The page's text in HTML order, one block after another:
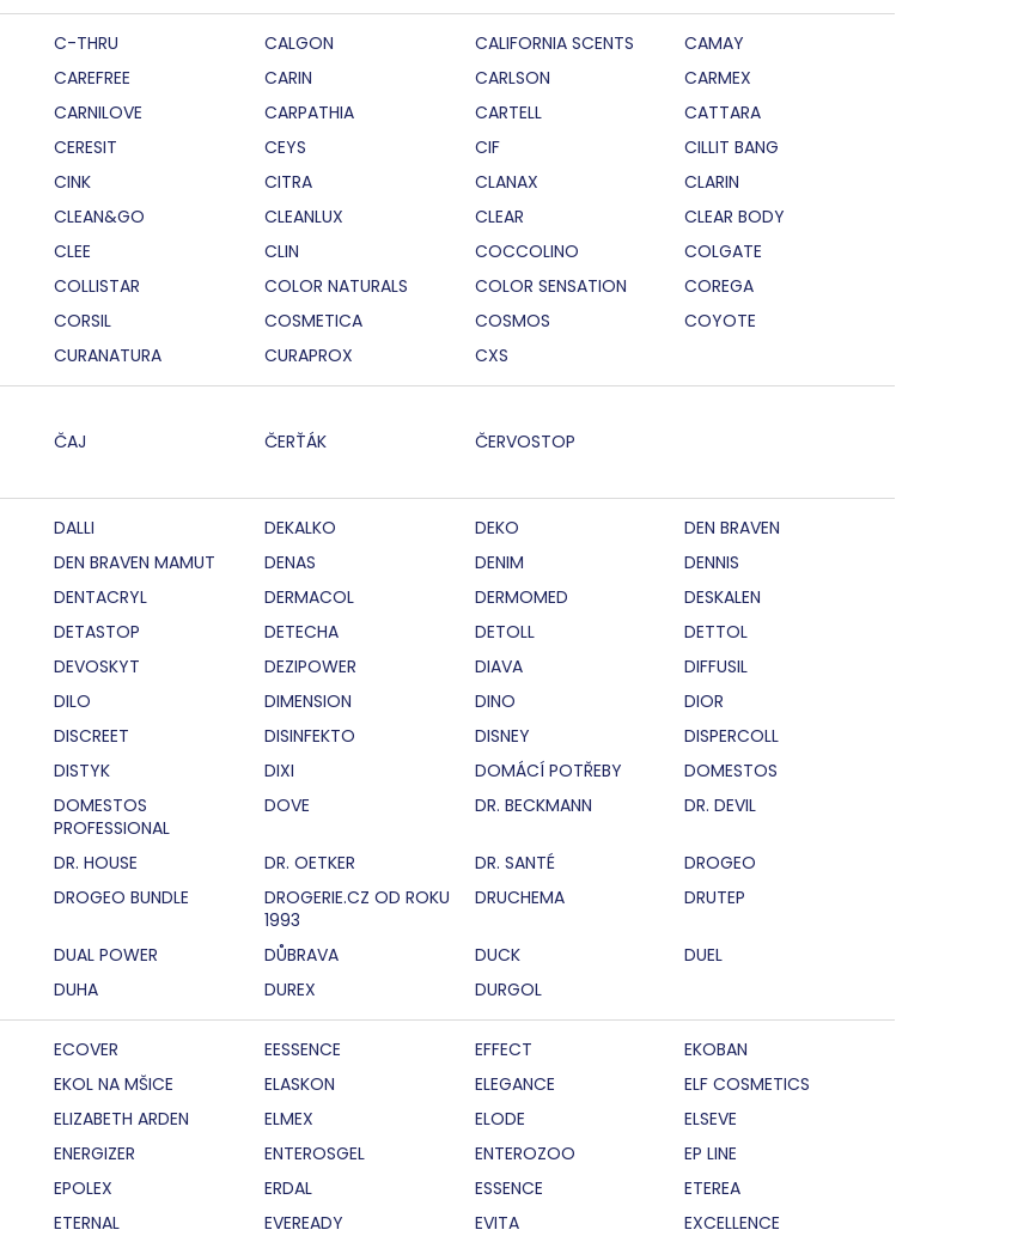
C-THRU CALGON CALIFORNIA SCENTS
CAMAY
CAREFREE
CARIN CARLSON
CARMEX
CARNILOVE
CARPATHIA CARTELL
CATTARA
CERESIT
CEYS CIF
CILLIT BANG
CINK
CITRA CLANAX
CLARIN
CLEAN&GO
CLEANLUX CLEAR
CLEAR BODY
CLEE
CLIN COCCOLINO
COLGATE
COLLISTAR
COLOR NATURALS COLOR SENSATION
COREGA
CORSIL
COSMETICA COSMOS
COYOTE
CURANATURA
CURAPROX CXS
ČAJ ČERŤÁK ČERVOSTOP
DALLI DEKALKO DEKO
DEN BRAVEN
DEN BRAVEN MAMUT
DENAS DENIM
DENNIS
DENTACRYL
DERMACOL DERMOMED
DESKALEN
DETASTOP
DETECHA DETOLL
DETTOL
DEVOSKYT
DEZIPOWER DIAVA
DIFFUSIL
DILO
DIMENSION DINO
DIOR
DISCREET
DISINFEKTO DISNEY
DISPERCOLL
DISTYK
DIXI DOMÁCÍ POTŘEBY
DOMESTOS
DOMESTOS
PROFESSIONAL
DOVE DR. BECKMANN DR. DEVIL
DR. HOUSE DR. OETKER DR. SANTÉ
DROGEO
DROGEO BUNDLE
DROGERIE.CZ OD ROKU
1993
DRUCHEMA DRUTEP
DUAL POWER DŮBRAVA DUCK
DUEL
DUHA
DUREX DURGOL
ECOVER EESSENCE EFFECT
EKOBAN
EKOL NA MŠICE
ELASKON ELEGANCE
ELF COSMETICS
ELIZABETH ARDEN
ELMEX ELODE
ELSEVE
ENERGIZER
ENTEROSGEL ENTEROZOO
EP LINE
EPOLEX
ERDAL ESSENCE
ETEREA
ETERNAL
EVEREADY EVITA
EXCELLENCE